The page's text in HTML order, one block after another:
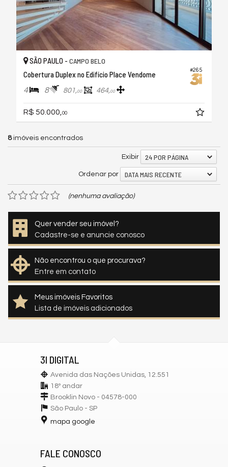
#265
SÃO PAULO - CAMPO BELO
Cobertura Duplex no Edifício Place Vendome
4 8 801,00 464,00
R$ 50.000, 00
8imóveis encontrados
Exibir 24 POR PÁGINA
Ordenar por DATA MAIS RECENTE
(nenhuma avaliação)
Quer vender seu imóvel?
Cadastre-se e anuncie conosco
Não encontrou o que procurava?
Entre em contato
Meus imóveis Favoritos
Lista de imóveis adicionados
3I DIGITAL
Avenida das Nações Unidas, 12.551
18º andar
Brooklin Novo - 04578-000
São Paulo - SP
mapa google
FALE CONOSCO